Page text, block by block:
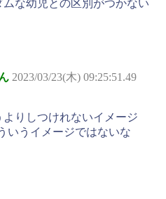
な幼児との区別がつかない
2023/03/23(木) 09:25:51.49
りしつけれないイメージ
いうイメージではないな